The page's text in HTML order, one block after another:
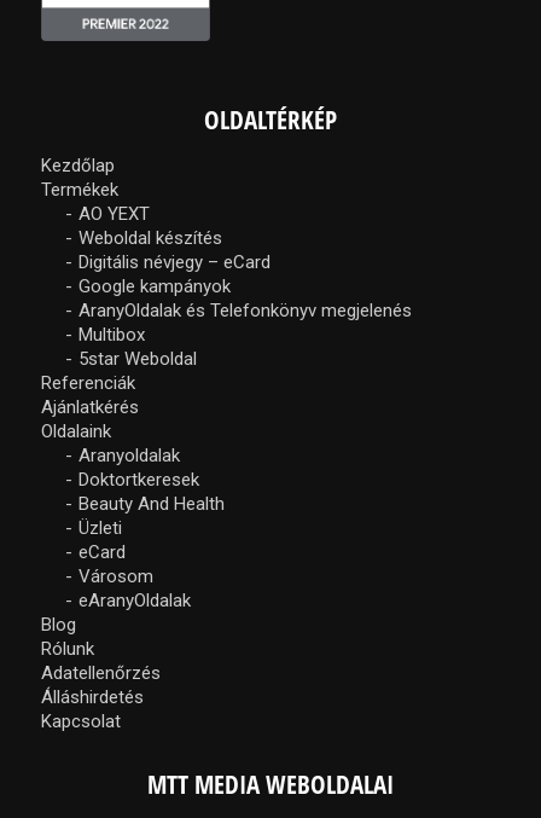
OLDALTÉRKÉP
Kezdőlap
Termékek
AO YEXT
Weboldal készítés
Digitális névjegy – eCard
Google kampányok
AranyOldalak és Telefonkönyv megjelenés
Multibox
5star Weboldal
Referenciák
Ajánlatkérés
Oldalaink
Aranyoldalak
Doktortkeresek
Beauty And Health
Üzleti
eCard
Városom
eAranyOldalak
Blog
Rólunk
Adatellenőrzés
Álláshirdetés
Kapcsolat
MTT MEDIA WEBOLDALAI